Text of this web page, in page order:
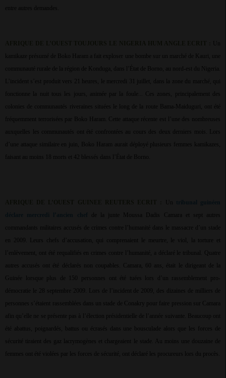
entre autres demandes.
Un
kamikaze présumé de Boko Haram a fait exploser une bombe sur un marché de Kauri, une
communauté rurale de la région de Konduga, dans l’État de Borno, au nord-est du Nigeria.
L’incident s’est produit vers 21 heures, le mercredi 31 juillet, dans la zone du marché, qui
fonctionne la nuit tous les jours, animée par la foule... Ces zones, principalement des
colonies de communautés riveraines situées le long de la route Bama-Maiduguri, ont été
fréquemment terrorisées par Boko Haram. Cette attaque récente est l’une des nombreuses
auxquelles les communautés ont été confrontées au cours des deux derniers mois. Lors
d’une attaque similaire en juin, Boko Haram aurait déployé plusieurs femmes kamikazes,
faisant au moins 18 morts et 42 blessés dans l’État de Borno.
Un
de la junte Moussa Dadis Camara et sept autres
commandants militaires accusés de crimes contre l’humanité dans le massacre d’un stade
en 2009. Leurs chefs d’accusation, qui comprenaient le meurtre, le viol, la torture et
l’enlèvement, ont été requalifiés en crimes contre l’humanité, a déclaré le tribunal. Quatre
autres accusés ont été déclarés non coupables. Camara, 60 ans, était le dirigeant de la
Guinée lorsque plus de 150 personnes ont été tuées lors d’un rassemblement pro-
démocratie le 28 septembre 2009. Lors de l’incident de 2009, des dizaines de milliers de
personnes s’étaient rassemblées dans un stade de Conakry pour faire pression sur Camara
afin qu’elle ne se présente pas à l’élection présidentielle de l’année suivante. Beaucoup ont
été abattus, poignardés, battus ou écrasés dans une bousculade alors que les forces de
sécurité tiraient des gaz lacrymogènes et chargeaient le stade. Au moins une douzaine de
femmes ont été violées par les forces de sécurité, ont déclaré les procureurs lors du procès.